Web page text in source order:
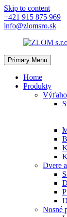
Skip to content
+421 915 875 969
info@zlomsro.sk
Primary Menu
Home
Produkty
Dvere
Nosné